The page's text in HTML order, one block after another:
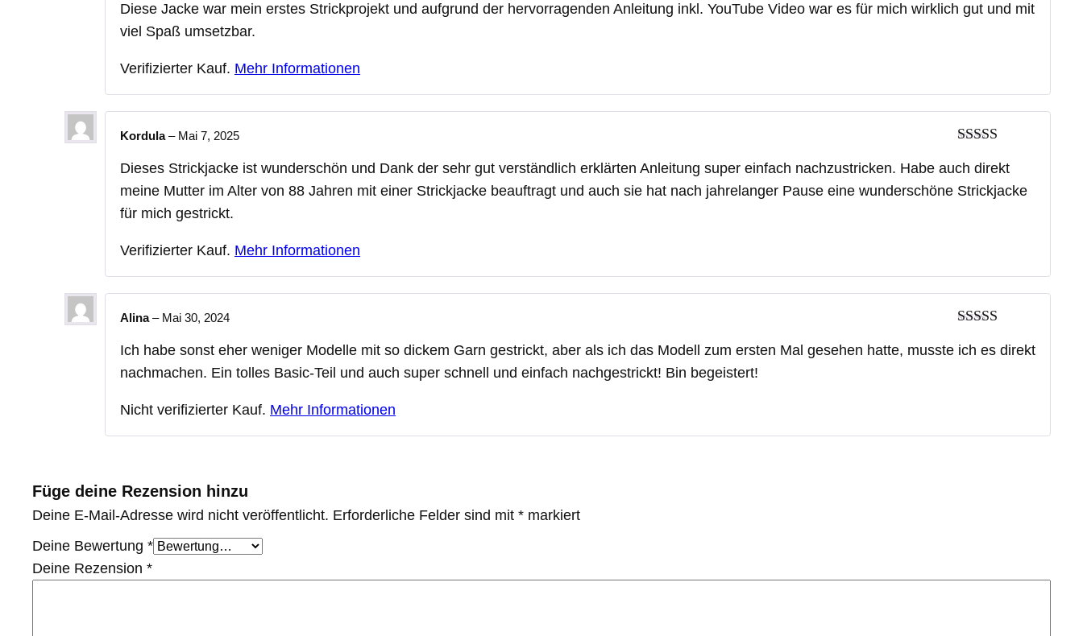
5von 5
Diese Jacke war mein erstes Strickprojekt und aufgrund der hervorragenden Anleitung inkl. YouTube Video war es für mich wirklich gut und mit
viel Spaß umsetzbar.
Verifizierter Kauf. Mehr Informationen
5von 5
Kordula– Mai 7, 2025
Dieses Strickjacke ist wunderschön und Dank der sehr gut verständlich erklärten Anleitung super einfach nachzustricken. Habe auch direkt
meine Mutter im Alter von 88 Jahren mit einer Strickjacke beauftragt und auch sie hat nach jahrelanger Pause eine wunderschöne Strickjacke
für mich gestrickt.
Verifizierter Kauf. Mehr Informationen
5von 5
Alina– Mai 30, 2024
Ich habe sonst eher weniger Modelle mit so dickem Garn gestrickt, aber als ich das Modell zum ersten Mal gesehen hatte, musste ich es direkt
nachmachen. Ein tolles Basic-Teil und auch super schnell und einfach nachgestrickt! Bin begeistert!
Nicht verifizierter Kauf. Mehr Informationen
Füge deine Rezension hinzu
Deine E-Mail-Adresse wird nicht veröffentlicht. Erforderliche Felder sind mit * markiert
Deine Bewertung *
Deine Rezension *